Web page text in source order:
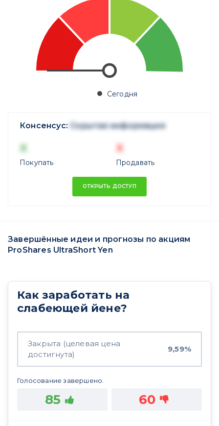
Сегодня
Консенсус: Скрытая информация
X
Покупать
X
Продавать
ОТКРЫТЬ ДОСТУП
Завершённые идеи и прогнозы по акциям
ProShares UltraShort Yen
Как заработать на
слабеющей йене?
Закрыта (целевая цена
достигнута)
9,59%
Голосование завершено.
85 60